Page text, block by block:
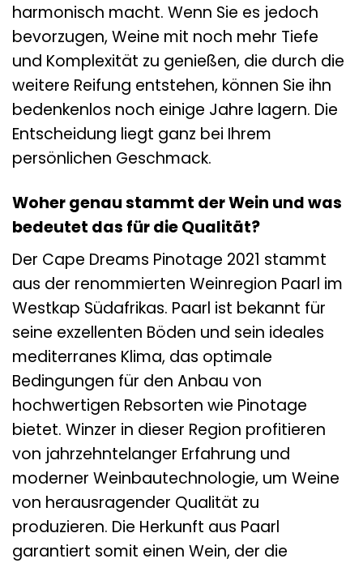
harmonisch macht. Wenn Sie es jedoch
bevorzugen, Weine mit noch mehr Tiefe
und Komplexität zu genießen, die durch die
weitere Reifung entstehen, können Sie ihn
bedenkenlos noch einige Jahre lagern. Die
Entscheidung liegt ganz bei Ihrem
persönlichen Geschmack.
Woher genau stammt der Wein und was
bedeutet das für die Qualität?
Der Cape Dreams Pinotage 2021 stammt
aus der renommierten Weinregion Paarl im
Westkap Südafrikas. Paarl ist bekannt für
seine exzellenten Böden und sein ideales
mediterranes Klima, das optimale
Bedingungen für den Anbau von
hochwertigen Rebsorten wie Pinotage
bietet. Winzer in dieser Region profitieren
von jahrzehntelanger Erfahrung und
moderner Weinbautechnologie, um Weine
von herausragender Qualität zu
produzieren. Die Herkunft aus Paarl
garantiert somit einen Wein, der die